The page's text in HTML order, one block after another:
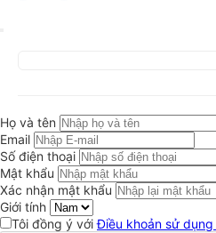
Họ và tên
Email
Số điện thoại
Mật khẩu
Xác nhận mật khẩu
Giới tính
Tôi đồng ý vớiĐiều khoản sử dụng